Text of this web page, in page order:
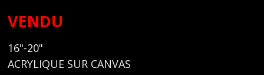
VENDU
16"-20"
ACRYLIQUE SUR CANVAS